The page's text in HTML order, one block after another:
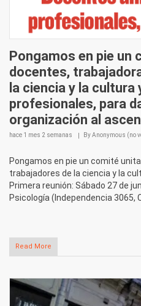
Pongamos en pie un
docentes,
la ciencia y la cultura
profesionales, para
organización al
hace 1 mes 2 semanas ByAnonymous (no
Pongamos en pie un comité
trabajadores de la ciencia y la
Primera reunión: Sábado 27 de
Psicología (Independencia 3065,
Read More